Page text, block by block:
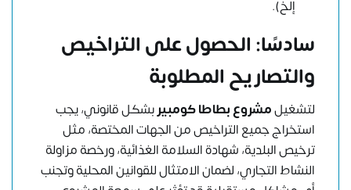
إلخ).
سادسًا: الحصول على التراخيص
والتصاريح المطلوبة
لتشغيلمشروع بطاطا كومبيربشكل قانوني، يجب
استخراج جميع التراخيص من الجهات المختصة، مثل
ترخيص البلدية، شهادة السلامة الغذائية، ورخصة مزاولة
النشاط التجاري، لضمان الامتثال للقوانين المحلية وتجنب